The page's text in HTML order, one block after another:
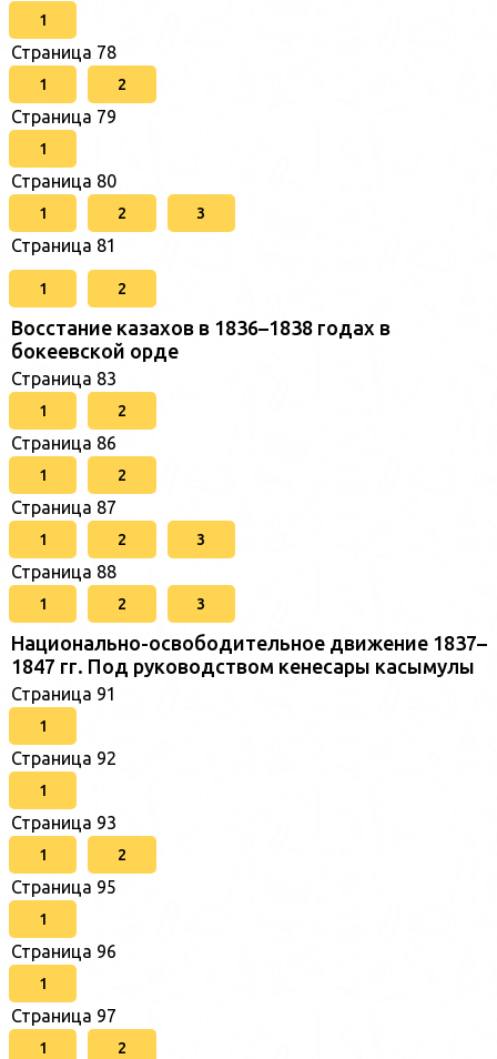
1
Страница 78
1 2
Страница 79
1
Страница 80
1 2 3
Страница 81
1 2
Восстание казахов в 1836–1838 годах в
бокеевской орде
Страница 83
1 2
Страница 86
1 2
Страница 87
1 2 3
Страница 88
1 2 3
Национально-освободительное движение 1837–
1847 гг. Под руководством кенесары касымулы
Страница 91
1
Страница 92
1
Страница 93
1 2
Страница 95
1
Страница 96
1
Страница 97
1 2